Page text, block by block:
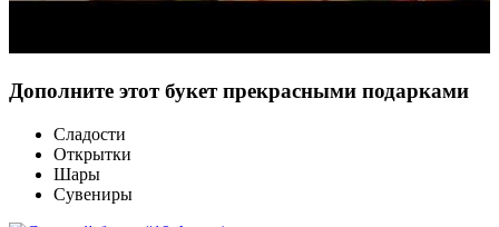
Дополните этот букет прекрасными подарками
Сладости
Открытки
Шары
Сувениры